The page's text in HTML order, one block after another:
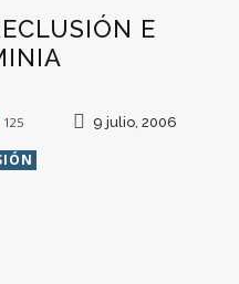
E
125 9 julio, 2006